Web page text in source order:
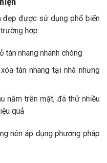
đẹp được sử dụng phổ biến
hợp:
tàn nhang nhanh chóng
tàn nhang tại nhà nhưng
năm trên mặt, đã thử nhiều
quả
nên áp dụng phương pháp